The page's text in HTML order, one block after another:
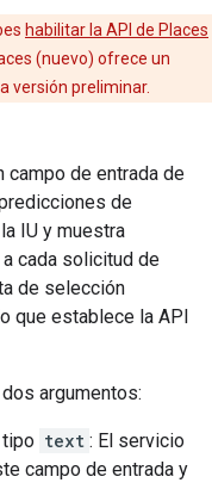
habilitar la API de Places
(nuevo) ofrece un
versión preliminar.
campo de entrada de
de
IU y muestra
cada solicitud de
de selección
que establece la API
argumentos:
text : El servicio
campo de entrada y